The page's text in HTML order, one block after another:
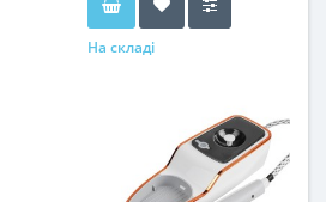
На складі